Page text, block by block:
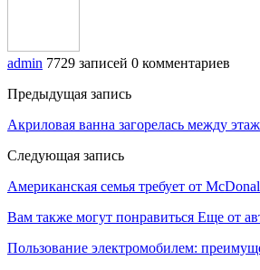
admin 7729 записей 0 комментариев
Предыдущая запись
Акриловая ванна загорелась между
Следующая запись
Американская семья требует от
Вам также могут понравиться Еще от
Пользование электромобилем: